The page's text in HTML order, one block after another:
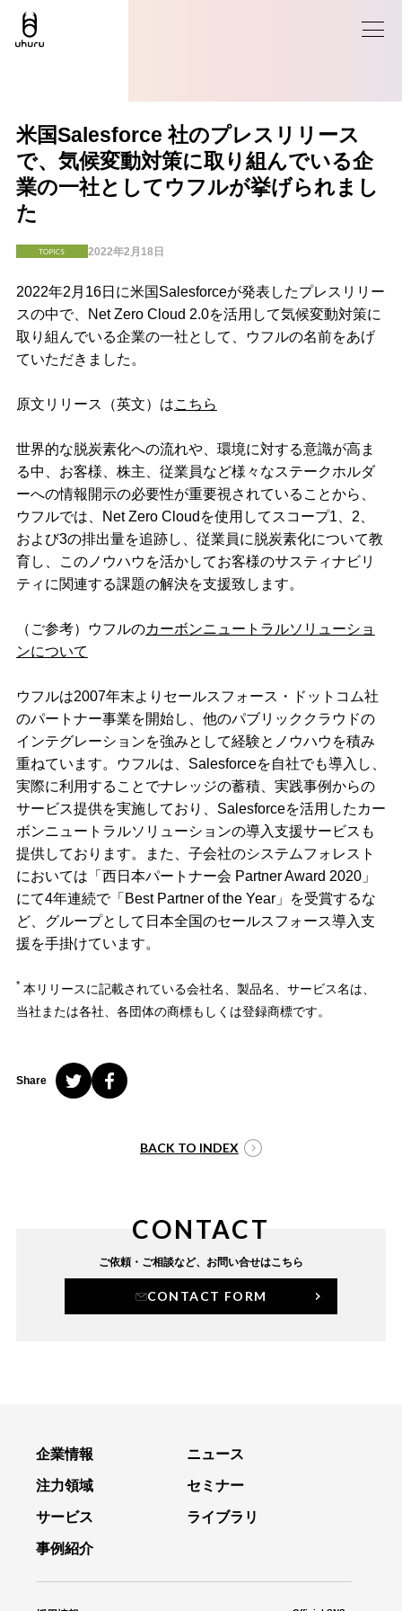
米国Salesforce 社のプレスリリース
で、気候変動対策に取り組んでいる企
業の一社としてウフルが挙げられまし
た
TOPICS 2022年2月18日
2022年2月16日に米国Salesforceが発表したプレスリリー
スの中で、Net Zero Cloud 2.0を活用して気候変動対策に
取り組んでいる企業の一社として、ウフルの名前をあげ
ていただきました。
原文リリース（英文）はこちら
世界的な脱炭素化への流れや、環境に対する意識が高ま
る中、お客様、株主、従業員など様々なステークホルダ
ーへの情報開示の必要性が重要視されていることから、
ウフルでは、Net Zero Cloudを使用してスコープ1、2、
および3の排出量を追跡し、従業員に脱炭素化について教
育し、このノウハウを活かしてお客様のサスティナビリ
ティに関連する課題の解決を支援致します。
（ご参考）ウフルのカーボンニュートラルソリューショ
ンについて
ウフルは2007年末よりセールスフォース・ドットコム社
のパートナー事業を開始し、他のパブリッククラウドの
インテグレーションを強みとして経験とノウハウを積み
重ねています。ウフルは、Salesforceを自社でも導入し、
実際に利用することでナレッジの蓄積、実践事例からの
サービス提供を実施しており、Salesforceを活用したカー
ボンニュートラルソリューションの導入支援サービスも
提供しております。また、子会社のシステムフォレスト
においては「西日本パートナー会 Partner Award 2020」
にて4年連続で「Best Partner of the Year」を受賞するな
ど、グループとして日本全国のセールスフォース導入支
援を手掛けています。
*本リリースに記載されている会社名、製品名、サービス名は、
当社または各社、各団体の商標もしくは登録商標です。
Share
BACK TO INDEX
CONTACT
ご依頼・ご相談など、 お問い合せはこちら
CONTACT FORM
企業情報
注力領域
サービス
事例紹介
ニュース
セミナー
ライブラリ